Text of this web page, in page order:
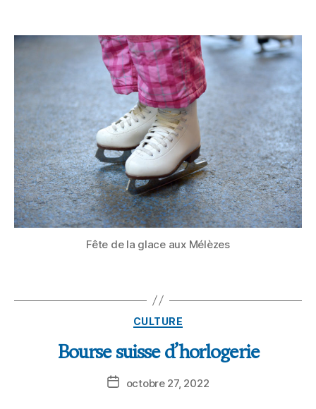
Fête de la glace aux Mélèzes
CULTURE
Bourse suisse d’horlogerie
octobre 27, 2022